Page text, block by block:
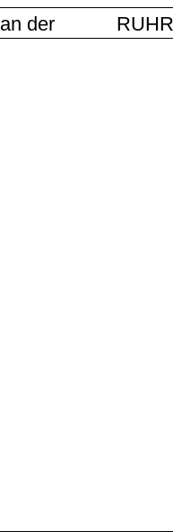
an der RUHR